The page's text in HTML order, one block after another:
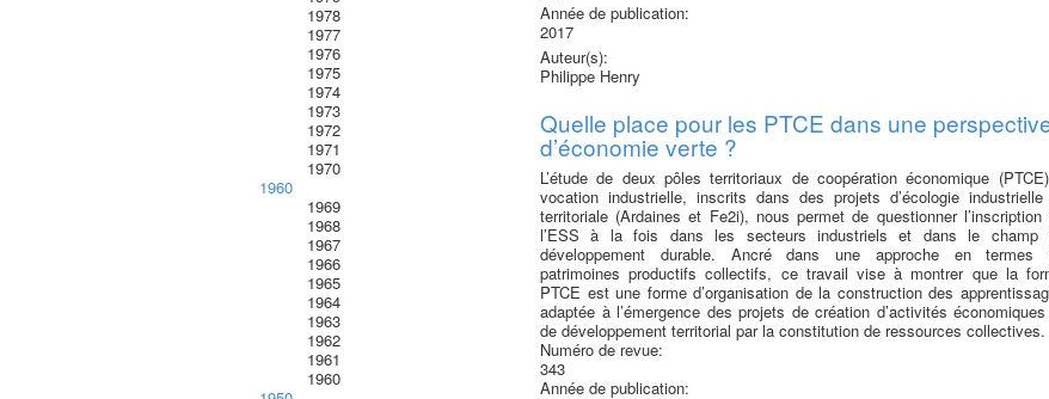
1978
1977
1976
1975
1974
1973
1972
1971
1970
1960
1969
1968
1967
1966
1965
1964
1963
1962
1961
1960
Année de publication:
2017
Auteur(s):
Philippe Henry
Quelle place pour les PTCE dans une
d’économie verte ?
L’étude de deux pôles territoriaux de coopération économique
vocation industrielle, inscrits dans des projets d’écologie
territoriale (Ardaines et Fe2i), nous permet de questionner l’inscription
l’ESS à la fois dans les secteurs industriels et dans le champ
développement durable. Ancré dans une approche en termes
patrimoines productifs collec­tifs, ce travail vise à montrer que la
PTCE est une forme d’organisation de la construction des
adaptée à l’émergence des projets de création d’activités
de développement territorial par la constitution de ressources collectives.
Numéro de revue:
343
Année de publication: